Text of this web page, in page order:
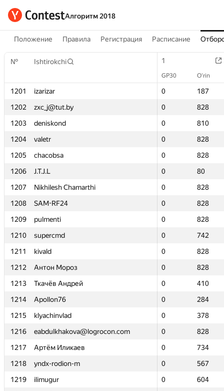
Алгоритм 2018
Положение Правила Регистрация Расписание
№ Ishtirokchi 1
GP30 O‘rin
1201 izarizar 0
187
1202
zxc_j@tut.by 0
828
1203
deniskond 0
810
1204
valetr 0
828
1205
chacobsa 0
828
1206
J.T.J.L 0
80
1207
Nikhilesh Chamarthi 0
828
1208
SAM-RF24 0
828
1209
pulmenti 0
828
1210
supercmd 0
742
1211
kivald 0
828
1212
Антон Мороз 0
828
1213
Ткачёв Андрей 0
410
1214
Apollon76 0
284
1215
klyachinvlad 0
378
1216
eabdulkhakova@logrocon.com 0
828
1217
Артём Иликаев 0
734
1218
yndx-rodion-m 0
567
1219
ilimugur 0
604
№ Ishtirokchi 1
GP30 O‘rin
1201 izarizar 0
187
1202
zxc_j@tut.by 0
828
1203
deniskond 0
810
1204
valetr 0
828
1205
chacobsa 0
828
1206
J.T.J.L 0
80
1207
Nikhilesh Chamarthi 0
828
1208
SAM-RF24 0
828
1209
pulmenti 0
828
1210
supercmd 0
742
1211
kivald 0
828
1212
Антон Мороз 0
828
1213
Ткачёв Андрей 0
410
1214
Apollon76 0
284
1215
klyachinvlad 0
378
1216
eabdulkhakova@logrocon.com 0
828
1217
Артём Иликаев 0
734
1218
yndx-rodion-m 0
567
1219
ilimugur 0
604